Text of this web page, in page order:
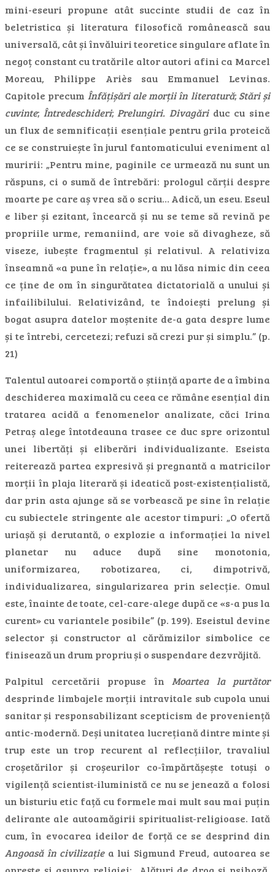
mini-eseuri propune atât succinte studii de caz în
beletristica și literatura filosofică românească sau
universală, cât și învăluiri teoretice singulare aflate în
negoț constant cu tratările altor autori afini ca Marcel
Moreau, Philippe Ariès sau Emmanuel Levinas.
Capitole precum Înfățișări ale morții în literatură; Stări și
cuvinte; Întredeschideri; Prelungiri. Divagăriduc cu sine
un flux de semnificații esențiale pentru grila proteică
ce se construiește în jurul fantomaticului eveniment al
muririi: „Pentru mine, paginile ce urmează nu sunt un
răspuns, ci o sumă de întrebări: prologul cărții despre
moarte pe care aș vrea să o scriu… Adică, un eseu. Eseul
e liber și ezitant, încearcă și nu se teme să revină pe
propriile urme, remaniind, are voie să divagheze, să
viseze, iubește fragmentul și relativul. A relativiza
înseamnă «a pune în relație», a nu lăsa nimic din ceea
ce ține de om în singurătatea dictatorială a unului și
infailibilului. Relativizând, te îndoiești prelung și
bogat asupra datelor moștenite de-a gata despre lume
și te întrebi, cercetezi; refuzi să crezi pur și simplu.” (p.
21)
Talentul autoarei comportă o știință aparte de a îmbina
deschiderea maximală cu ceea ce rămâne esențial din
tratarea acidă a fenomenelor analizate, căci Irina
Petraș alege întotdeauna trasee ce duc spre orizontul
unei libertăți și eliberări individualizante. Eseista
reiterează partea expresivă și pregnantă a matricilor
morții în plaja literară și ideatică post-existențialistă,
dar prin asta ajunge să se vorbească pe sine în relație
cu subiectele stringente ale acestor timpuri: „O ofertă
uriașă și derutantă, o explozie a informației la nivel
planetar nu aduce după sine monotonia,
uniformizarea, robotizarea, ci, dimpotrivă,
individualizarea, singularizarea prin selecție. Omul
este, înainte de toate, cel-care-alege după ce «s-a pus la
curent» cu variantele posibile” (p. 199). Eseistul devine
selector și constructor al cărămizilor simbolice ce
finisează un drum propriu și o suspendare dezvrăjită.
Palpitul cercetării propuse în Moartea la purtător
desprinde limbajele morții intravitale sub cupola unui
sanitar și responsabilizant scepticism de proveniență
antic-modernă. Deși unitatea lucrețiană dintre minte și
trup este un trop recurent al reflecțiilor, travaliul
croșetărilor și croșeurilor co-împărtășește totuși o
vigilență scientist-iluministă ce nu se jenează a folosi
un bisturiu etic față cu formele mai mult sau mai puțin
delirante ale autoamăgirii spiritualist-religioase. Iată
cum, în evocarea ideilor de forță ce se desprind din
Angoasă în civilizațiea lui Sigmund Freud, autoarea se